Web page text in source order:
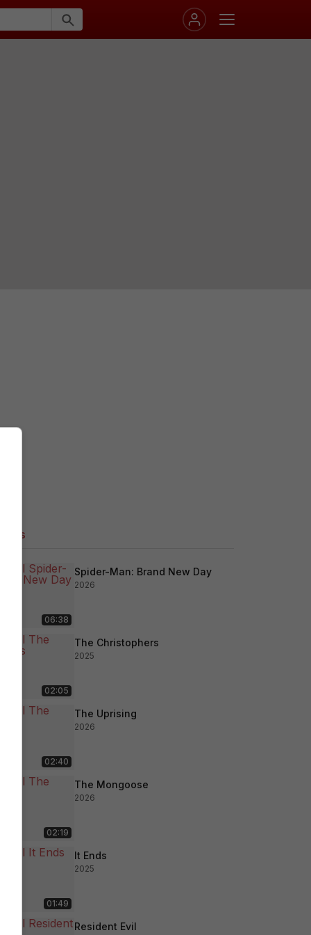
06:38
Spider-Man: Brand New Day
2026
02:05
The Christophers
2025
02:40
The Uprising
2026
02:19
The Mongoose
2026
01:49
It Ends
2025
Resident Evil